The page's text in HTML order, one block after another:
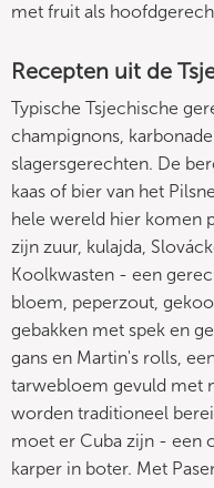
met fruit als
Recepten uit de
Typische Tsjechische
champignons,
slagersgerechten. De
kaas of bier van het
hele wereld hier komen
zijn zuur, kulajda,
Koolkwasten - een
bloem, peperzout,
gebakken met spek en
gans en Martin's rolls,
tarwebloem gevuld met
worden traditioneel
moet er Cuba zijn - een
karper in boter. Met